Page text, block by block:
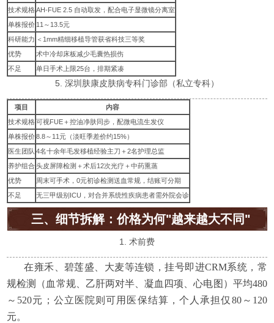
技术规格AH-FUE 2.5 自动取发，配合电子显微镜分离室
单株报价 11～13.5元
科研能力 ＜1mm精细移植导管获省科技三等奖
优势
术中冷却床板减少毛囊热损伤
不足
单日手术上限25台，排期紧凑
5. 深圳肤康皮肤病专科门诊部（私立专科）
项目
内容
技术规格可视FUE＋控油净肤同步，配微电流生发仪
单株报价8.8～11元（淡旺季差价约15%）
医生团队 4名十余年毛发移植经验主刀＋2名护理总监
养护组合头皮屏障检测＋术后12次光疗＋中药熏蒸
优势
周末可手术，0元初诊检测送血常规，结账可分期
不足
无三甲级别ICU，对合并系统性疾病患者需外院会诊
三、细节拆解：价格为何"越来越大不同"
1. 术前费
在雍禾、碧莲盛、大麦等连锁，挂号即进CRM系统，常
规检测（血常规、乙肝两对半、凝血四项、心电图）平均480
～520元；公立医院则可用医保结算，个人承担仅80～120
元。